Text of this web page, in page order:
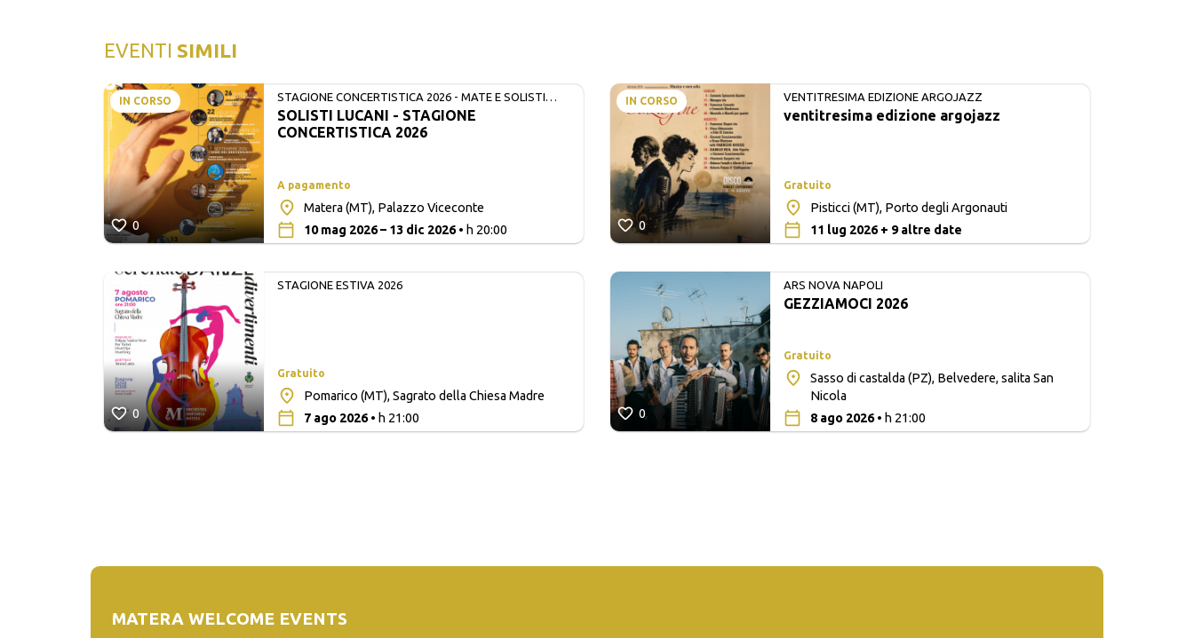
EVENTI SIMILI
IN CORSO
0
STAGIONE CONCERTISTICA 2026 - MATE E SOLISTI
LUCANI
SOLISTI LUCANI - STAGIONE
CONCERTISTICA 2026
A pagamento
Matera (MT), Palazzo Viceconte
10 mag 2026 – 13 dic 2026• h 20:00
0
STAGIONE ESTIVA 2026
Gratuito
Pomarico (MT), Sagrato della Chiesa Madre
7 ago 2026• h 21:00
IN CORSO
0
VENTITRESIMA EDIZIONE ARGOJAZZ
ventitresima edizione argojazz
Gratuito
Pisticci (MT), Porto degli Argonauti
11 lug 2026 + 9 altre date
0
ARS NOVA NAPOLI
GEZZIAMOCI 2026
Gratuito
Sasso di castalda (PZ), Belvedere, salita San
Nicola
8 ago 2026• h 21:00
MATERA WELCOME EVENTS